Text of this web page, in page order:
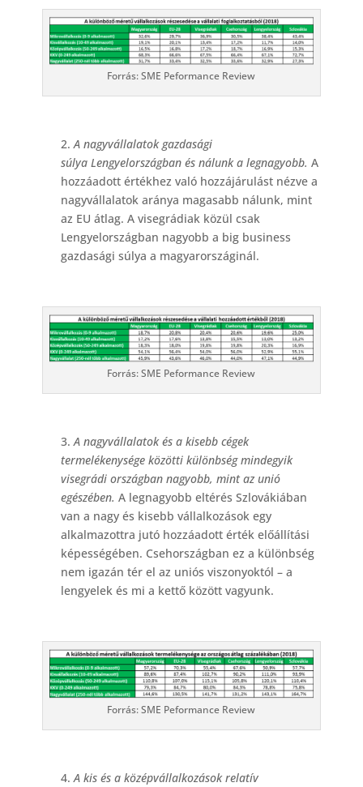
Forrás: SME Peformance Review
2. A nagyvállalatok gazdasági
súlya Lengyelországban és nálunk a legnagyobb. A
hozzáadott értékhez való hozzájárulást nézve a
nagyvállalatok aránya magasabb nálunk, mint
az EU átlag. A visegrádiak közül csak
Lengyelországban nagyobb a big business
gazdasági súlya a magyarországinál.
Forrás: SME Peformance Review
3. A nagyvállalatok és a kisebb cégek
termelékenysége közötti különbség mindegyik
visegrádi országban nagyobb, mint az unió
egészében. A legnagyobb eltérés Szlovákiában
van a nagy és kisebb vállalkozások egy
alkalmazottra jutó hozzáadott érték előállítási
képességében. Csehországban ez a különbség
nem igazán tér el az uniós viszonyoktól – a
lengyelek és mi a kettő között vagyunk.
Forrás: SME Peformance Review
4.A kis és a középvállalkozások relatív